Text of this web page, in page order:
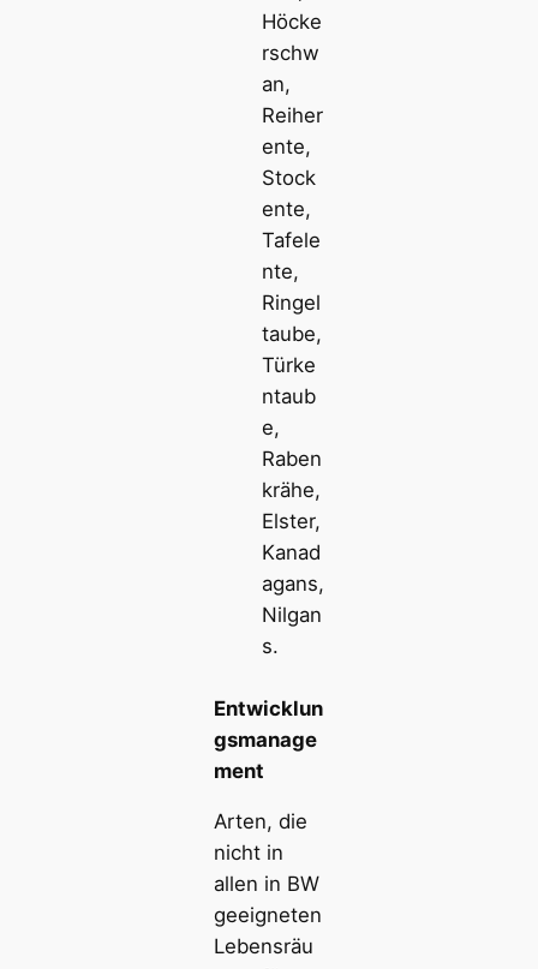
Höcke
rschw
an,
Reiher
ente,
Stock
ente,
Tafele
nte,
Ringel
taube,
Türke
ntaub
e,
Raben
krähe,
Elster,
Kanad
agans,
Nilgan
s.
Entwicklun
gsmanage
ment
Arten, die
nicht in
allen in BW
geeigneten
Lebensräu